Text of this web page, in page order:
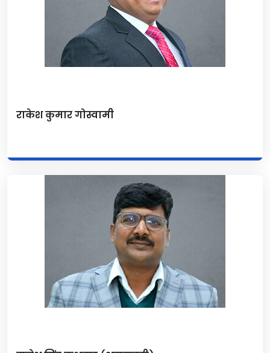
राकेश कुमार गोस्वामी